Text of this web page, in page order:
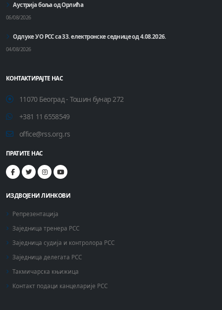
Аустрија боља од Орлића
06/08/2026
Одлуке УО РСС са 33. електронске седнице од 4.08.2026.
04/08/2026
КОНТАКТИРАЈТЕ НАС
11070 Београд - Тошин бунар 272
+381 11 6558549
office@rss.org.rs
ПРАТИТЕ НАС
ИЗДВОЈЕНИ ЛИНКОВИ
Репрезентација
Заједница тренера РСС
Заједница судија и контролора РСС
Заједница делегата РСС
Такмичарска књижица
Контакт подаци канцеларије РСС